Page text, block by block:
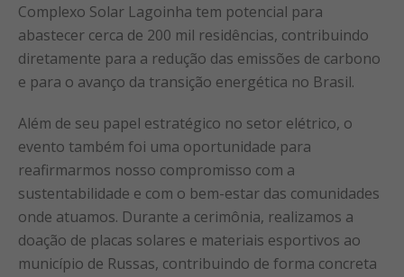
Complexo Solar Lagoinha tem potencial para
abastecer cerca de 200 mil residências, contribuindo
diretamente para a redução das emissões de carbono
e para o avanço da transição energética no Brasil.
Além de seu papel estratégico no setor elétrico, o
evento também foi uma oportunidade para
reafirmarmos nosso compromisso com a
sustentabilidade e com o bem-estar das comunidades
onde atuamos. Durante a cerimônia, realizamos a
doação de placas solares e materiais esportivos ao
município de Russas, contribuindo de forma concreta